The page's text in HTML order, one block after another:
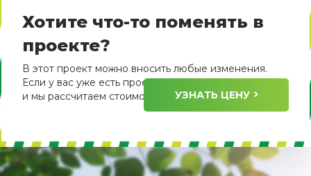
Хотите что-то поменять в
проекте?
В этот проект можно вносить любые изменения.
Если у вас уже есть проект, пришлите его нам
и мы рассчитаем стоимость его изготовления.
УЗНАТЬ ЦЕНУ